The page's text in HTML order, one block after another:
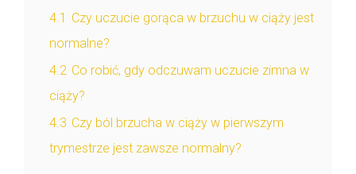
4.1 Czy uczucie gorąca w brzuchu w ciąży jest
normalne?
4.2 Co robić, gdy odczuwam uczucie zimna w
ciąży?
4.3 Czy ból brzucha w ciąży w pierwszym
trymestrze jest zawsze normalny?